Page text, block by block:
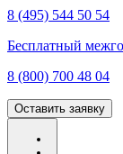
8 (495) 544 50 54
Бесплатный
8 (800) 700 48 04
Оставить заявку